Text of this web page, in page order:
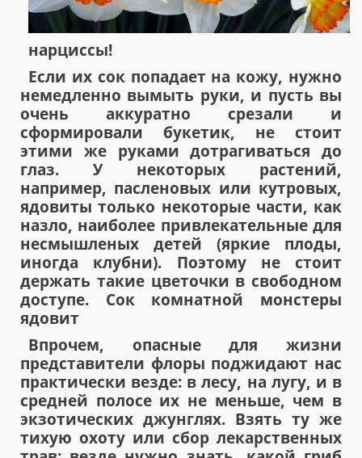
нарциссы!
Если их сок попадает на кожу, нужно
немедленно вымыть руки, и пусть вы
очень аккуратно срезали и
сформировали букетик, не стоит
этими же руками дотрагиваться до
глаз. У некоторых растений,
например, пасленовых или кутровых,
ядовиты только некоторые части, как
назло, наиболее привлекательные для
несмышленых детей (яркие плоды,
иногда клубни). Поэтому не стоит
держать такие цветочки в свободном
доступе. Сок комнатной монстеры
ядовит
Впрочем, опасные для жизни
представители флоры поджидают нас
практически везде: в лесу, на лугу, и в
средней полосе их не меньше, чем в
экзотических джунглях. Взять ту же
тихую охоту или сбор лекарственных